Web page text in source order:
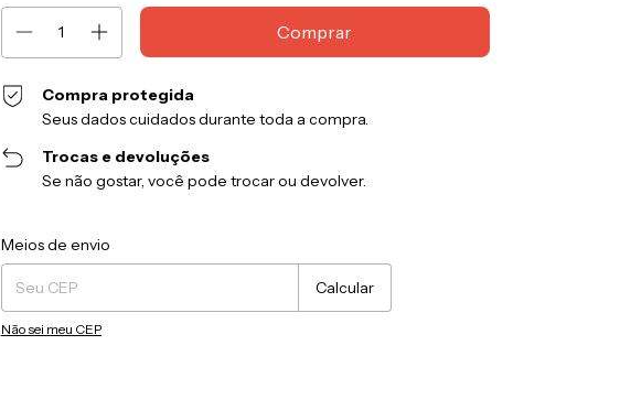
Compra protegida
Seus dados cuidados durante toda a compra.
Trocas e devoluções
Se não gostar, você pode trocar ou devolver.
Entregas para o CEP:
Meios de envio
Calcular
Não sei meu CEP